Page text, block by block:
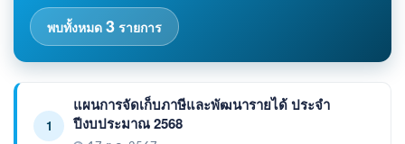
พบทั้งหมด 3 รายการ
1
แผนการจัดเก็บภาษีและพัฒนารายได้ ประจำ
ปีงบประมาณ 2568